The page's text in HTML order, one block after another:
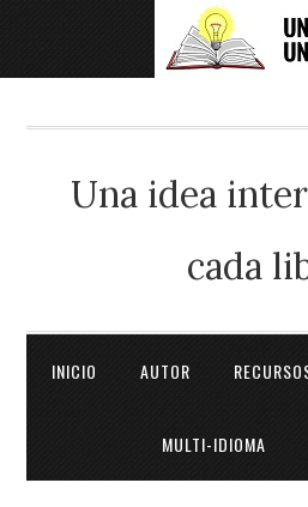
Una idea
cada
INICIO AUTOR
MULTI-IDIOMA